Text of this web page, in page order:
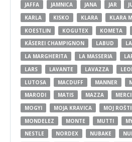
JAFFA
JAMNICA JANA JAR
KARLA
KISKO KLARA KLARA
KOESTLIN
KOGUTEX KOMETA
KÄSEREI CHAMPIGNON
LABUD
LA MARGHERITA
LA MASSERIA
LARS
LAVANTE LAVAZZA
LUTOSA
MACDUFF MANNER
MARODI
MATIS MAZZA MERCI
MOGYI
MOJA KRAVICA MOJ
MONDELEZ
MONTE MUTTI
NESTLE
NORDEX NUBAKE